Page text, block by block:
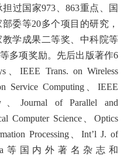
过国家973、863重点、国
委等20多个项目的研究，
学成果二等奖、中科院等
多项奖励。先后出版著作6
IEEE Trans. on Wireless
Service Computing、IEEE
、Journal of Parallel and
Computer Science、Optics
Processing、Int’l J. of
等国内外著名杂志和